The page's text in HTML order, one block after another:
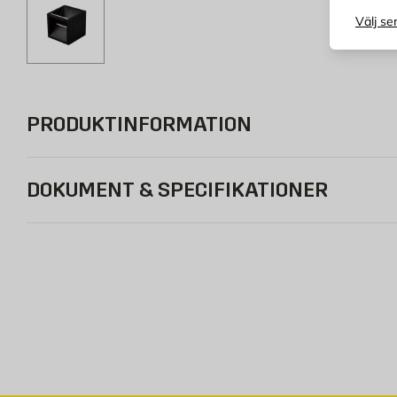
Välj
PRODUKTINFORMATION
DOKUMENT & SPECIFIKATIONER